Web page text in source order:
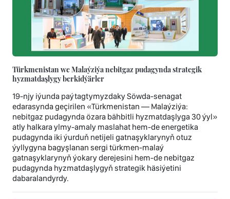
Türkmenistan we Malaýziýa nebitgaz pudagynda strategik
hyzmatdaşlygy berkidýärler
19-njy iýunda paýtagtymyzdaky Söwda-senagat
edarasynda geçirilen «Türkmenistan — Malaýziýa:
nebitgaz pudagynda özara bähbitli hyzmatdaşlyga 30 ýyl»
atly halkara ylmy-amaly maslahat hem-de energetika
pudagynda iki ýurduň netijeli gatnaşyklarynyň otuz
ýyllygyna bagyşlanan sergi türkmen-malaý
gatnaşyklarynyň ýokary derejesini hem-de nebitgaz
pudagynda hyzmatdaşlygyň strategik häsiýetini
dabaralandyrdy.